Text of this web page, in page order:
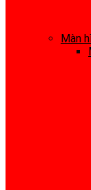
Màn